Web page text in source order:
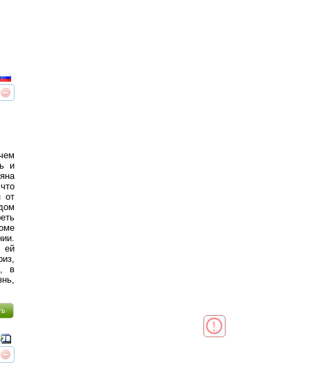
интересует
и
от
ей
в
интересует